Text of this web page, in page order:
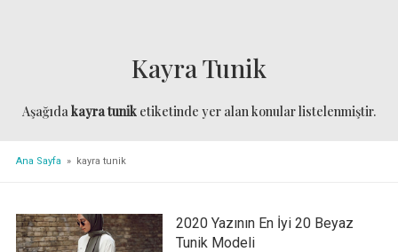
Kayra Tunik
Aşağıdakayra tunik etiketinde yer alan konular listelenmiştir.
Ana Sayfa » kayra tunik
2020 Yazının En İyi 20 Beyaz
Tunik Modeli